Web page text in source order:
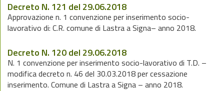
Decreto N. 121 del 29.06.2018
Approvazione n. 1 convenzione per inserimento socio-
lavorativo di: C.R. comune di Lastra a Signa– anno 2018.
Decreto N. 120 del 29.06.2018
N. 1 convenzione per inserimento socio-lavorativo di T.D. –
modifica decreto n. 46 del 30.03.2018 per cessazione
inserimento. Comune di Lastra a Signa – anno 2018.